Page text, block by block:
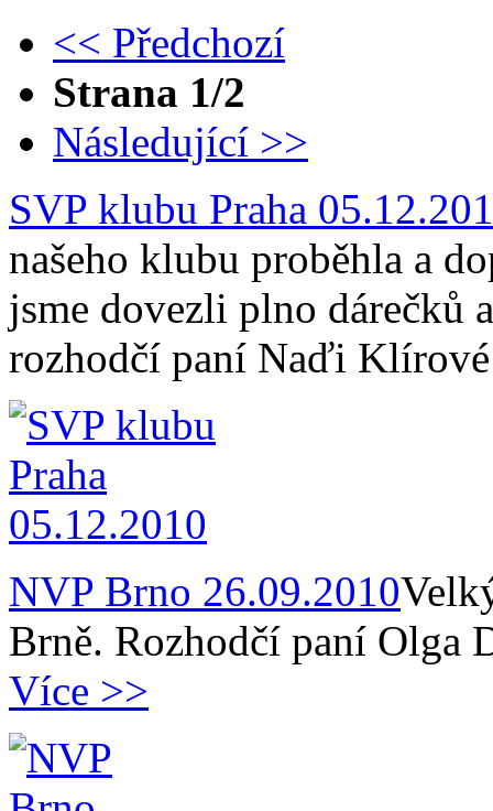
<< Předchozí
Strana 1/2
Následující >>
SVP klubu Praha
našeho klubu proběhla a
jsme dovezli plno dárečků
rozhodčí paní Naďi
NVP Brno 26.09.2010
Brně. Rozhodčí paní Olga
Více >>